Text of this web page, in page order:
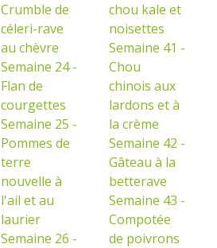
Crumble de
céleri-rave
au chèvre
Semaine 24 -
Flan de
courgettes
Semaine 25 -
Pommes de
terre
nouvelle à
l'ail et au
laurier
Semaine 26 -
chou kale et
noisettes
Semaine 41 -
Chou
chinois aux
lardons et à
la crème
Semaine 42 -
Gâteau à la
betterave
Semaine 43 -
Compotée
de poivrons